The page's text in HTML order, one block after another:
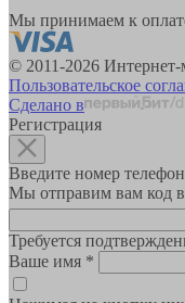
Мы принимаем к
© 2011-2026
Пользовательское
Сделано в
Регистрация
Введите номер
Мы отправим вам код
Требуется
Ваше имя *